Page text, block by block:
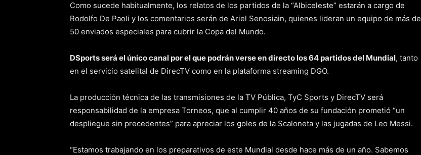
Como sucede habitualmente, los relatos de los partidos de la “Albiceleste” estarán a cargo de
Rodolfo De Paoli y los comentarios serán de Ariel Senosiain, quienes lideran un equipo de más de
50 enviados especiales para cubrir la Copa del Mundo.
DSports será el único canal por el que podrán verse en directo los 64 partidos del Mundial, tanto
en el servicio satelital de DirecTV como en la plataforma streaming DGO.
La producción técnica de las transmisiones de la TV Pública, TyC Sports y DirecTV será
responsabilidad de la empresa Torneos, que al cumplir 40 años de su fundación prometió “un
despliegue sin precedentes” para apreciar los goles de la Scaloneta y las jugadas de Leo Messi.
“Estamos trabajando en los preparativos de este Mundial desde hace más de un año. Sabemos